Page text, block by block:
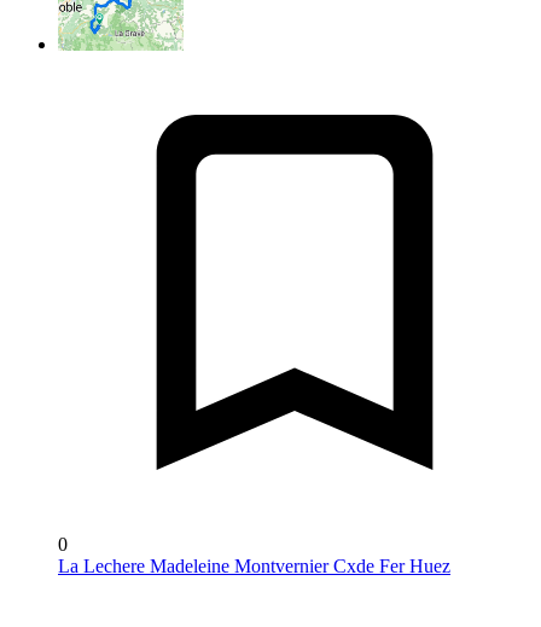
0
La Lechere Madeleine Montvernier Cxde Fer Huez